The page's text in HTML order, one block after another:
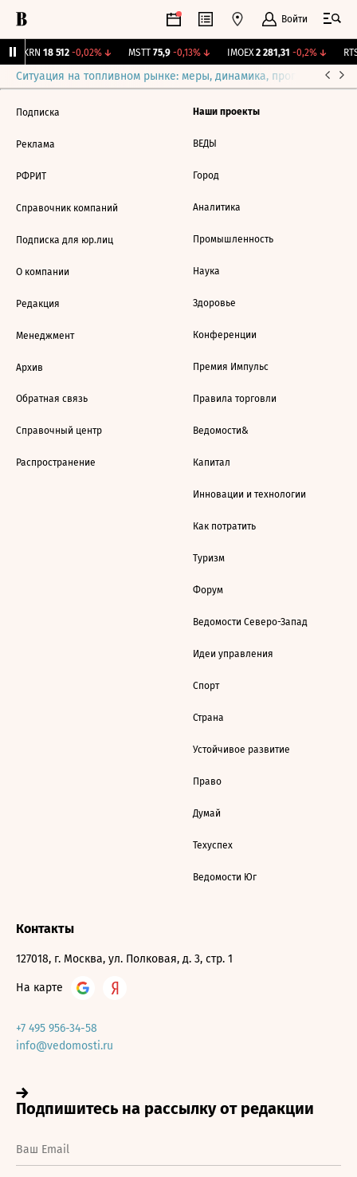
Войти
AKRN 18 512 -0,02%↓ MSTT 75,9 -0,13%↓ IMOEX 2 281,31 -0,2%↓
Ситуация на топливном рынке: меры, динамика, прогнозы
Подписка
Реклама
РФРИТ
Справочник компаний
Подписка для юр.лиц
О компании
Редакция
Менеджмент
Архив
Обратная связь
Справочный центр
Распространение
Наши проекты
ВЕДЫ
Город
Аналитика
Промышленность
Наука
Здоровье
Конференции
Премия Импульс
Правила торговли
Ведомости&
Капитал
Инновации и технологии
Как потратить
Туризм
Форум
Ведомости Северо-Запад
Идеи управления
Спорт
Страна
Устойчивое развитие
Право
Думай
Техуспех
Ведомости Юг
Контакты
127018, г. Москва, ул. Полковая, д. 3, стр. 1
На карте
+7 495 956-34-58
info@vedomosti.ru